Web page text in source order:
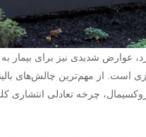
عوارض شدیدی نیز برای بیمار
است. از مهم‌ترین چالش‌های
چرخه تعادلی انتشاری